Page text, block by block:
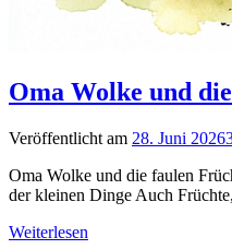
Oma Wolke und
Veröffentlicht am 28. Juni 2026
Oma Wolke und die faulen
der kleinen Dinge Auch
Weiterlesen